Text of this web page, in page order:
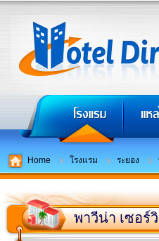
Home โรงแรม ระยอง
พาวีน่า เซอร์